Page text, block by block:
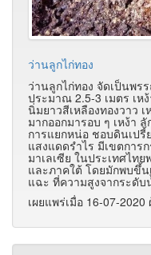
ว่านลูกไก่ทอง
ว่านลูกไก่ทอง จัดเป็นพ
ประมาณ 2.5-3 เมตร เห
นิ่มยาวสีเหลืองทองวาว
มากออกมารอบ ๆ เหง้า
การแยกหน่อ ชอบดินเป
แสงแดดรำไร มีเขตการ
มาเลเซีย ในประเทศไท
และภาคใต้ โดยมักพบขึ้น
แฉะ ที่ความสูงจากระดับ
เผยแพร่เมื่อ 16-07-2020